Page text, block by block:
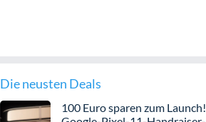
Die neusten Deals
100 Euro sparen zum Launch!